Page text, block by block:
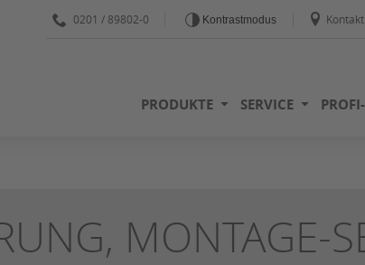
0201 / 89802-0 Kontrastmodus
PRODUKTE SERVICE
MONTAGE-